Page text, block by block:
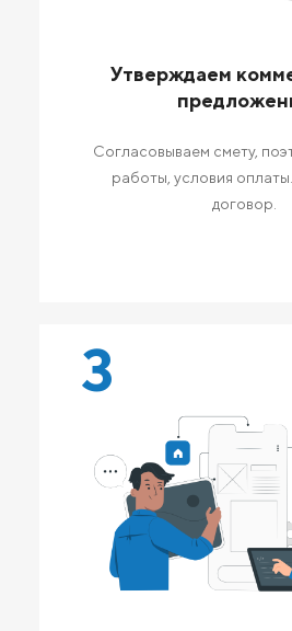
Утверждаем
Согласовываем смету,
работы, условия
договор.
3